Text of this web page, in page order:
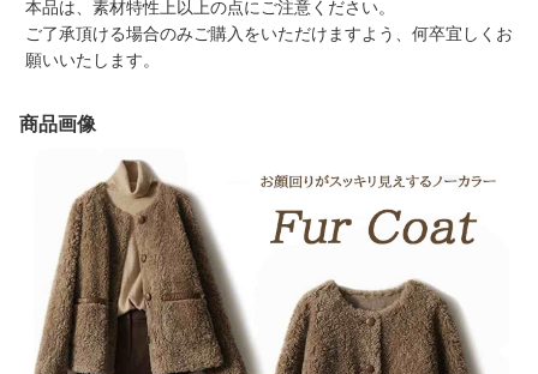
本品は、素材特性上以上の点にご注意ください。
ご了承頂ける場合のみご購入をいただけますよう、何卒宜しくお
願いいたします。
商品画像